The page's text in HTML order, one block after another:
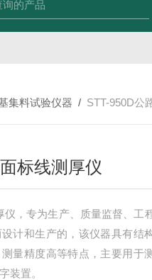
能建材冻融试验机（负50度）
集料试验仪器 / STT-950D公路路面标线
标线测厚仪
仪，专为生产、质量监督、工
计和生产的，该仪器具有结
量精度高等特点，主要用于
装置。